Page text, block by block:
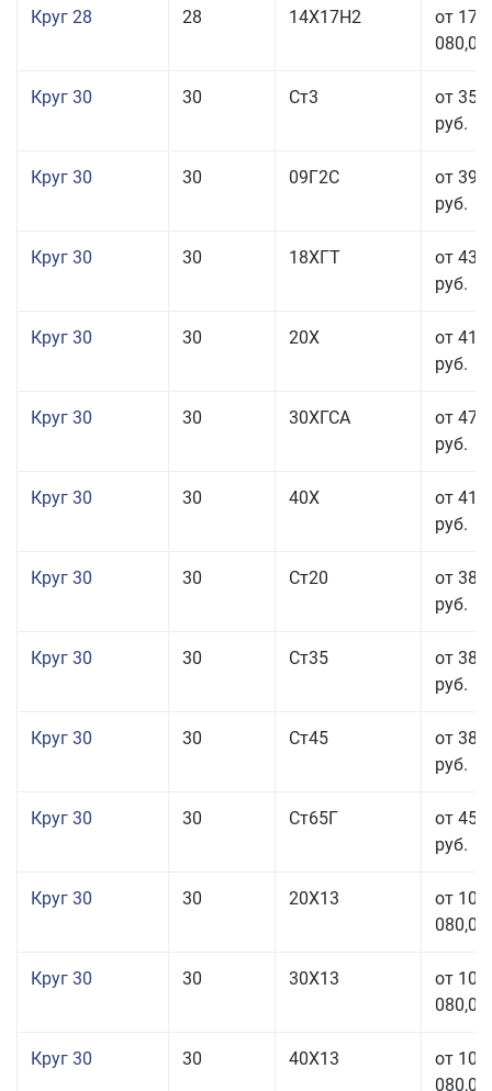
Круг 28 28 14Х17Н2
от 179
080,00
Круг 30 30 Ст3
от 35
руб.
Круг 30 30 09Г2С
от 39
руб.
Круг 30 30 18ХГТ
от 43
руб.
Круг 30 30 20Х
от 41
руб.
Круг 30 30 30ХГСА
от 47
руб.
Круг 30 30 40Х
от 41
руб.
Круг 30 30 Ст20
от 38
руб.
Круг 30 30 Ст35
от 38
руб.
Круг 30 30 Ст45
от 38
руб.
Круг 30 30 Ст65Г
от 45
руб.
Круг 30 30 20Х13
от 101
080,00
Круг 30 30 30Х13
от 101
080,00
Круг 30 30 40Х13
от 101
080,00